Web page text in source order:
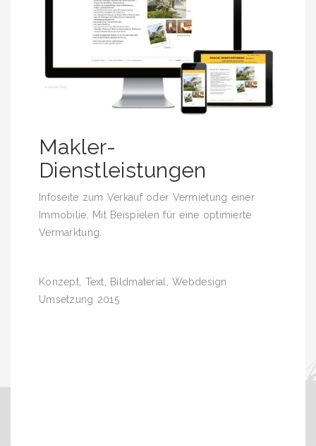
Makler-
Dienstleistungen
Infoseite zum Verkauf oder Vermietung einer
Immobilie. Mit Beispielen für eine optimierte
Vermarktung.
Konzept, Text, Bildmaterial, Webdesign
Umsetzung 2015